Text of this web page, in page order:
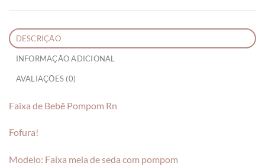
DESCRIÇÃO
INFORMAÇÃO ADICIONAL
AVALIAÇÕES (0)
Faixa de Bebê Pompom Rn
Fofura!
Modelo: Faixa meia de seda com pompom